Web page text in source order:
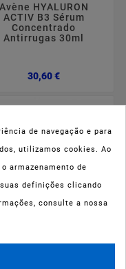
Avène HYALURON
ACTIV B3 Sérum
Concentrado
Antirrugas 30ml
30,60 €Preço
de navegação e para
utilizamos cookies. Ao
armazenamento de
definições clicando
consulte a nossa